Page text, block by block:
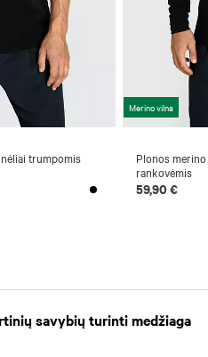
trumpomis
Merino vilna
Plonos
rankovėmis
59,90 €
savybių turinti medžiaga